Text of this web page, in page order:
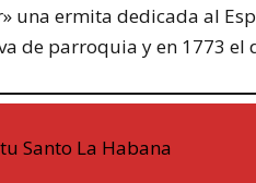
una ermita dedicada al
de parroquia y en 1773 el